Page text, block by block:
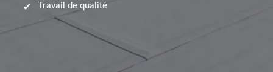
Travail de qualité